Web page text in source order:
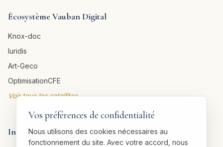
Écosystème Vauban Digital
Knox-doc
Iuridis
Art-Geco
OptimisationCFE
Voir tous les satellites →
Informations légales
Vos préférences de confidentialité
Nous utilisons des cookies nécessaires au
fonctionnement du site. Avec votre accord, nous